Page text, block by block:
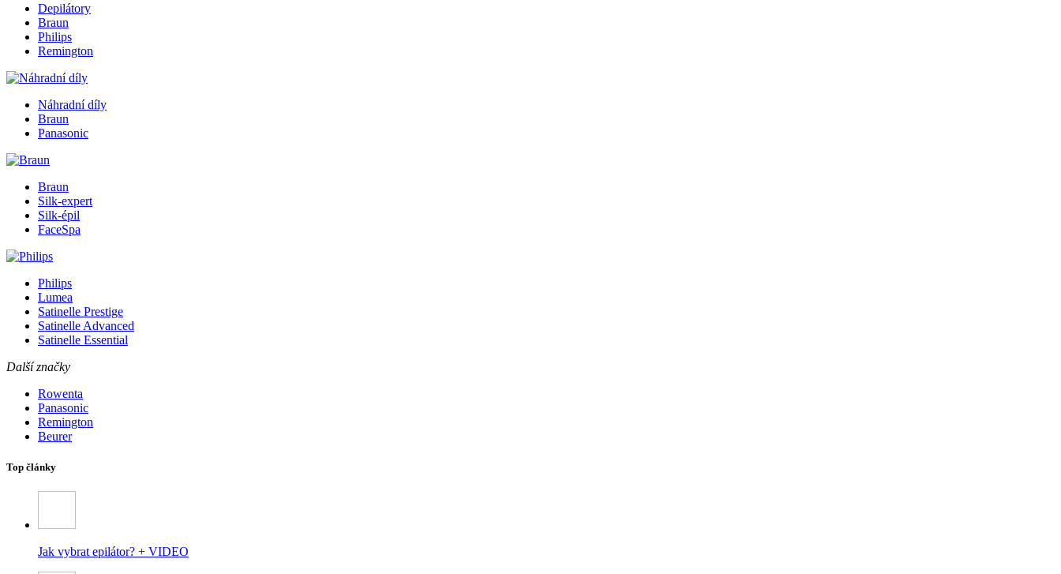
Depilátory
Braun
Philips
Remington
Náhradní díly
Braun
Panasonic
Braun
Silk-expert
Silk-épil
FaceSpa
Philips
Lumea
Satinelle Prestige
Satinelle Advanced
Satinelle Essential
Další značky
Rowenta
Panasonic
Remington
Beurer
Top články
Jak vybrat epilátor? + VIDEO